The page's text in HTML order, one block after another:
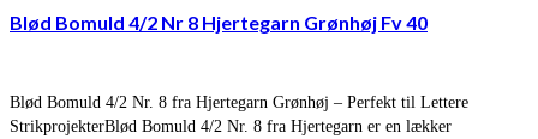
Blød Bomuld 4/2 Nr 8 Hjertegarn Grønhøj Fv 40
Blød Bomuld 4/2 Nr. 8 fra Hjertegarn Grønhøj – Perfekt til Lettere
StrikprojekterBlød Bomuld 4/2 Nr. 8 fra Hjertegarn er en lækker